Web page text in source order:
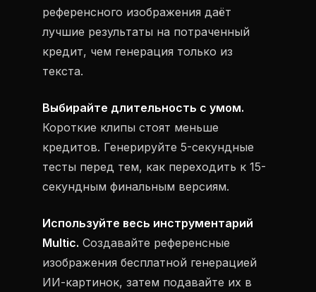
референсного изображения даёт
лучшие результаты на потраченный
кредит, чем генерация только из
текста.
Выбирайте длительность с умом.
Короткие клипы стоят меньше
кредитов. Генерируйте 5-секундные
тесты перед тем, как переходить к 15-
секундным финальным версиям.
Используйте весь инструментарий
Multic. Создавайте референсные
изображения бесплатной генерацией
ИИ-картинок, затем подавайте их в